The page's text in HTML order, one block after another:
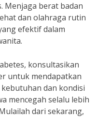
Menjaga berat badan
dan olahraga rutin
efektif dalam
konsultasikan
untuk mendapatkan
dan kondisi
mencegah selalu lebih
dari sekarang,